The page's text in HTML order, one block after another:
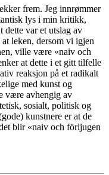
frem. Jeg innrømmer
lys i min kritikk,
dette var et utslag av
leken, dersom vi igjen
ville være «naiv och
at dette i et gitt tilfelle
reaksjon på et radikalt
med kunst og
være avhengig av
sosialt, politisk og
kunstnere er at de
blir «naiv och förljugen